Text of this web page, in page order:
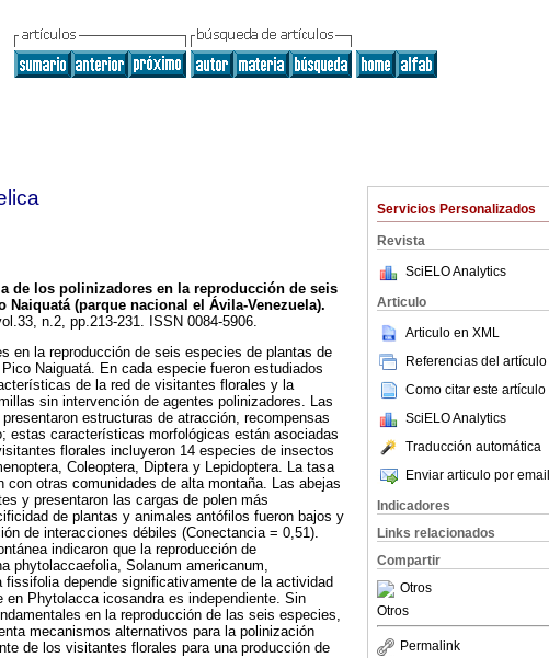
Servicios Personalizados
Revista
SciELO Analytics
Articulo
Articulo en XML
Referencias del artículo
Como citar este artículo
SciELO Analytics
Traducción automática
Enviar articulo por email
Indicadores
Links relacionados
Compartir
Otros
Otros
Permalink
de los polinizadores en la reproducción de seis
Naiquatá (parque nacional el Ávila-Venezuela).
n.2, pp.213-231. ISSN 0084-5906.
en la reproducción de seis especies de plantas de
Naiguatá. En cada especie fueron estudiados
de la red de visitantes florales y la
sin intervención de agentes polinizadores. Las
estructuras de atracción, recompensas
estas características morfológicas están asociadas
florales incluyeron 14 especies de insectos
Coleoptera, Diptera y Lepidoptera. La tasa
otras comunidades de alta montaña. Las abejas
y presentaron las cargas de polen más
de plantas y animales antófilos fueron bajos y
de interacciones débiles (Conectancia = 0,51).
indicaron que la reproducción de
phytolaccaefolia, Solanum americanum,
depende significativamente de la actividad
en Phytolacca icosandra es independiente. Sin
en la reproducción de las seis especies,
mecanismos alternativos para la polinización
de los visitantes florales para una producción de